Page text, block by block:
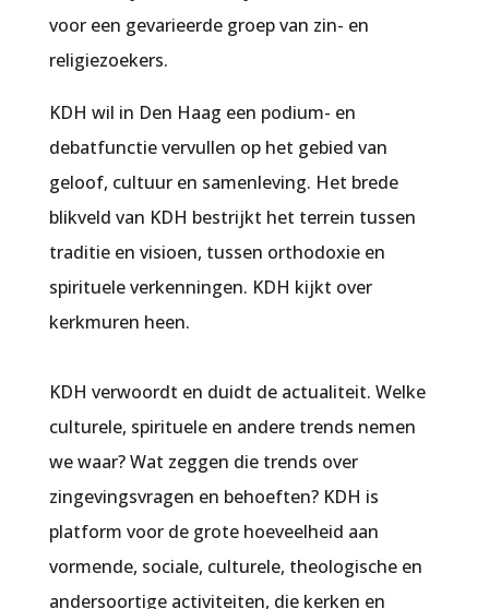
voor een gevarieerde groep van zin- en
religiezoekers.
KDH wil in Den Haag een podium- en
debatfunctie vervullen op het gebied van
geloof, cultuur en samenleving. Het brede
blikveld van KDH bestrijkt het terrein tussen
traditie en visioen, tussen orthodoxie en
spirituele verkenningen. KDH kijkt over
kerkmuren heen.
KDH verwoordt en duidt de actualiteit. Welke
culturele, spirituele en andere trends nemen
we waar? Wat zeggen die trends over
zingevingsvragen en behoeften? KDH is
platform voor de grote hoeveelheid aan
vormende, sociale, culturele, theologische en
andersoortige activiteiten, die kerken en